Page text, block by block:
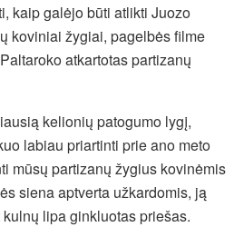
kaip galėjo būti atlikti Juozo
koviniai žygiai, pagelbės filme
atkartotas partizanų
kelionių patogumo lygį,
labiau priartinti prie ano meto
mūsų partizanų žygius kovinėmis
siena aptverta užkardomis, ją
lipa ginkluotas priešas.